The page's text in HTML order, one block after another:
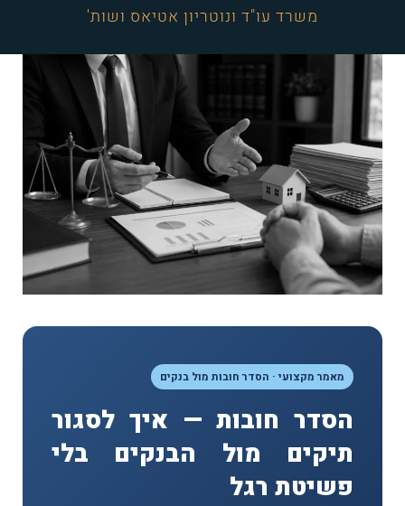
משרד עו"ד ונוטריון אטיאס ושות'
מאמר מקצועי · הסדר חובות מול בנקים
הסדר חובות — איך לסגור
תיקים מול הבנקים בלי
פשיטת רגל